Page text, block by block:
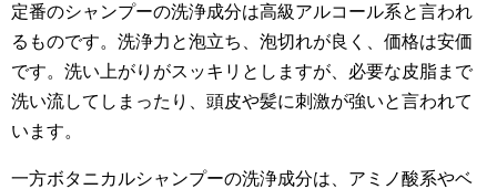
定番のシャンプーの洗浄成分は高級アルコール系と言われ
るものです。洗浄力と泡立ち、泡切れが良く、価格は安価
です。洗い上がりがスッキリとしますが、必要な皮脂まで
洗い流してしまったり、頭皮や髪に刺激が強いと言われて
います。
一方ボタニカルシャンプーの洗浄成分は、アミノ酸系やベ